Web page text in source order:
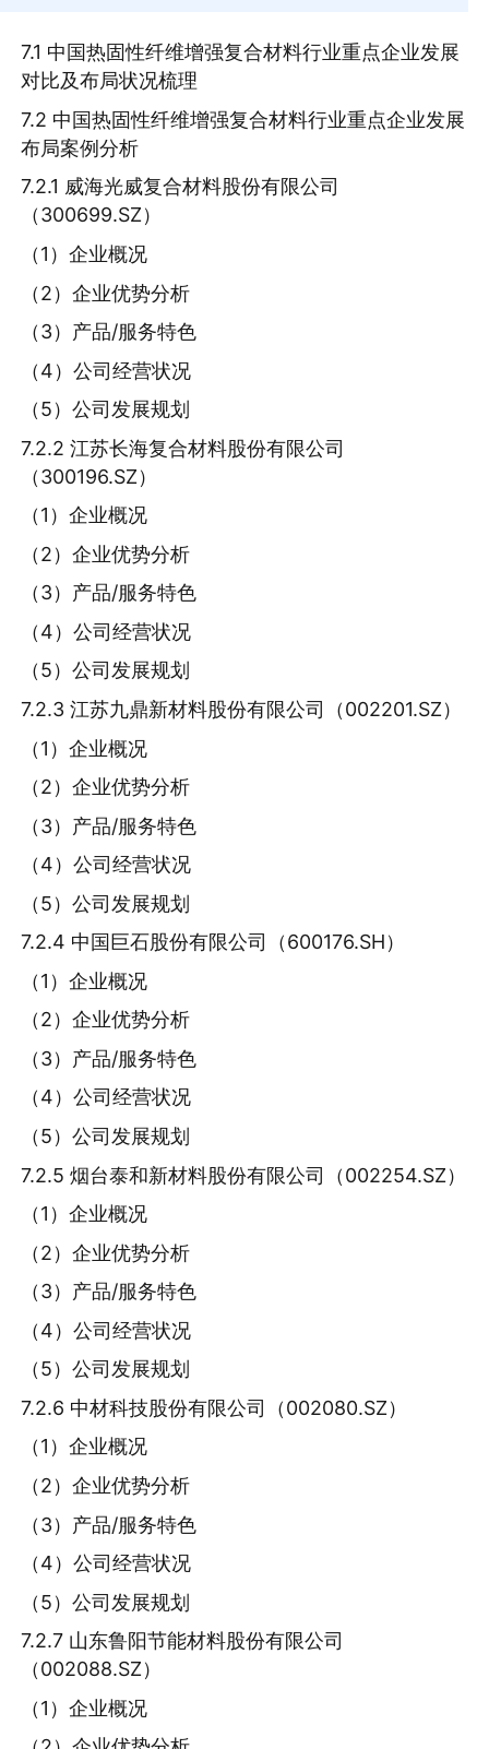
7.1 中国热固性纤维增强复合材料行业重点企业发展
对比及布局状况梳理
7.2 中国热固性纤维增强复合材料行业重点企业发展
布局案例分析
7.2.1 威海光威复合材料股份有限公司
（300699.SZ）
（1）企业概况
（2）企业优势分析
（3）产品/服务特色
（4）公司经营状况
（5）公司发展规划
7.2.2 江苏长海复合材料股份有限公司
（300196.SZ）
（1）企业概况
（2）企业优势分析
（3）产品/服务特色
（4）公司经营状况
（5）公司发展规划
7.2.3 江苏九鼎新材料股份有限公司（002201.SZ）
（1）企业概况
（2）企业优势分析
（3）产品/服务特色
（4）公司经营状况
（5）公司发展规划
7.2.4 中国巨石股份有限公司（600176.SH）
（1）企业概况
（2）企业优势分析
（3）产品/服务特色
（4）公司经营状况
（5）公司发展规划
7.2.5 烟台泰和新材料股份有限公司（002254.SZ）
（1）企业概况
（2）企业优势分析
（3）产品/服务特色
（4）公司经营状况
（5）公司发展规划
7.2.6 中材科技股份有限公司（002080.SZ）
（1）企业概况
（2）企业优势分析
（3）产品/服务特色
（4）公司经营状况
（5）公司发展规划
7.2.7 山东鲁阳节能材料股份有限公司
（002088.SZ）
（1）企业概况